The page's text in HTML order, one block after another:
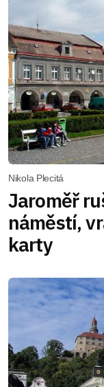
Nikola Plecitá
Jaroměř
náměstí,
karty